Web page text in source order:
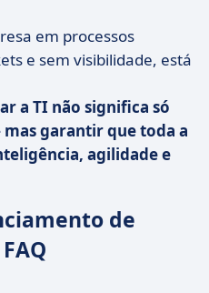
em processos
e sem visibilidade, está
a TI não significa só
garantir que toda a
agilidade e
de